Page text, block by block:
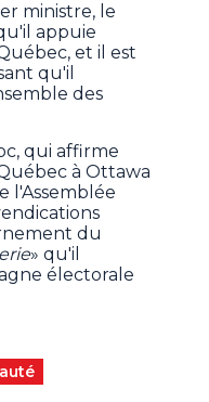
ministre, le
appuie
et il est
qu'il
des
qui affirme
à Ottawa
l'Assemblée
du
» qu'il
électorale